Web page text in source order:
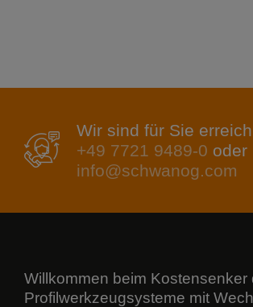
Wir sind für Sie
+49 7721 9489-0 oder
info@schwanog.com
Willkommen beim Kostensenker
Profilwerkzeugsysteme mit